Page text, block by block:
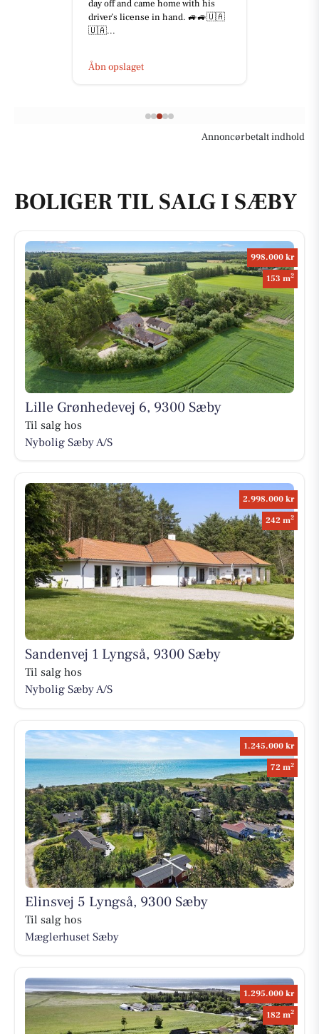
day off and came home with his
driver’s license in hand. 🚙🚙🇺🇦
🇺🇦...
Åbn opslaget
Annoncørbetalt indhold
BOLIGER TIL SALG I SÆBY
998.000 kr
153 m2
Lille Grønhedevej 6, 9300 Sæby
Til salg hos
Nybolig Sæby A/S
2.998.000 kr
242 m2
Sandenvej 1 Lyngså, 9300 Sæby
Til salg hos
Nybolig Sæby A/S
1.245.000 kr
72 m2
Elinsvej 5 Lyngså, 9300 Sæby
Til salg hos
Mæglerhuset Sæby
1.295.000 kr
182 m2